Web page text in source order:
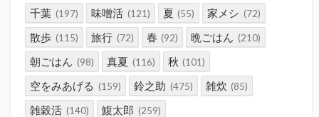
千葉 (197) 味噌活 (121) 夏 (55) 家メシ (72)
散歩 (115) 旅行 (72) 春 (92) 晩ごはん (210)
朝ごはん (98) 真夏 (116) 秋 (101)
空をみあげる (159) 鈴之助 (475) 雑炊 (85)
雑穀活 (140) 鰒太郎 (259)